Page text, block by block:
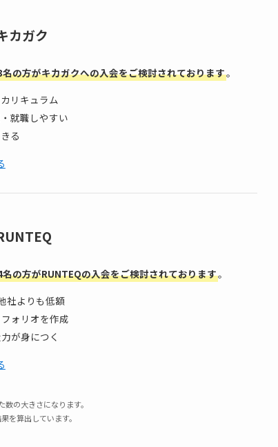
カガク
の方がキカガクへの入会をご検討されております。
リキュラム
就職しやすい
きる
の方がRUNTEQの入会をご検討されております。
社よりも低額
ォリオを作成
が身につく
の大きさになります。
を算出しています。